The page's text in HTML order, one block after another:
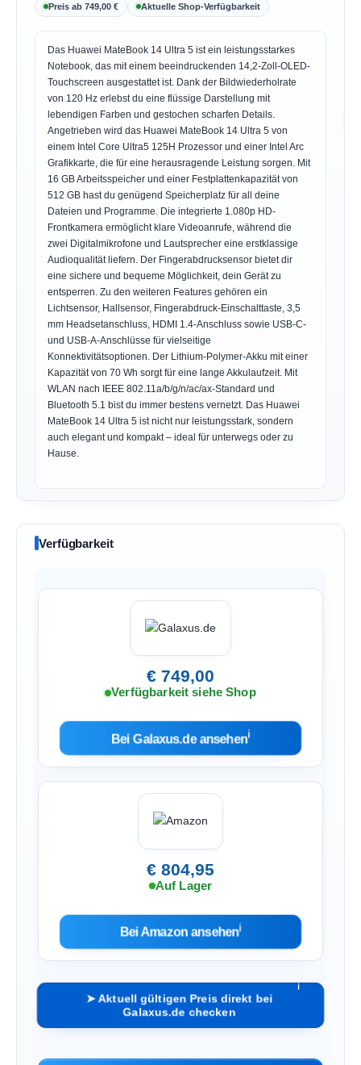
Preis ab 749,00 € Aktuelle Shop-Verfügbarkeit
Das Huawei MateBook 14 Ultra 5 ist ein leistungsstarkes
Notebook, das mit einem beeindruckenden 14,2-Zoll-OLED-
Touchscreen ausgestattet ist. Dank der Bildwiederholrate
von 120 Hz erlebst du eine flüssige Darstellung mit
lebendigen Farben und gestochen scharfen Details.
Angetrieben wird das Huawei MateBook 14 Ultra 5 von
einem Intel Core Ultra5 125H Prozessor und einer Intel Arc
Grafikkarte, die für eine herausragende Leistung sorgen. Mit
16 GB Arbeitsspeicher und einer Festplattenkapazität von
512 GB hast du genügend Speicherplatz für all deine
Dateien und Programme. Die integrierte 1.080p HD-
Frontkamera ermöglicht klare Videoanrufe, während die
zwei Digitalmikrofone und Lautsprecher eine erstklassige
Audioqualität liefern. Der Fingerabdrucksensor bietet dir
eine sichere und bequeme Möglichkeit, dein Gerät zu
entsperren. Zu den weiteren Features gehören ein
Lichtsensor, Hallsensor, Fingerabdruck-Einschalttaste, 3,5
mm Headsetanschluss, HDMI 1.4-Anschluss sowie USB-C-
und USB-A-Anschlüsse für vielseitige
Konnektivitätsoptionen. Der Lithium-Polymer-Akku mit einer
Kapazität von 70 Wh sorgt für eine lange Akkulaufzeit. Mit
WLAN nach IEEE 802.11a/b/g/n/ac/ax-Standard und
Bluetooth 5.1 bist du immer bestens vernetzt. Das Huawei
MateBook 14 Ultra 5 ist nicht nur leistungsstark, sondern
auch elegant und kompakt – ideal für unterwegs oder zu
Hause.
Verfügbarkeit
€ 749,00
Verfügbarkeit siehe Shop
Bei Galaxus.de ansehenℹ︎
€ 804,95
Auf Lager
Bei Amazon ansehenℹ︎
➤ Aktuell gültigen Preis direkt bei
Galaxus.de checken
ℹ︎